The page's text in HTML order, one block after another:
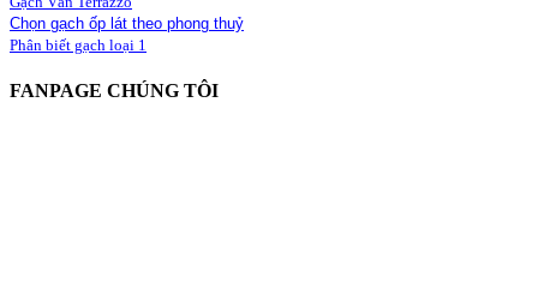
Chọn gạch ốp lát theo phong thuỷ
Phân biết gạch loại 1
FANPAGE CHÚNG TÔI